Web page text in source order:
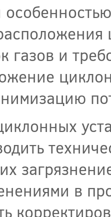
газов и
в